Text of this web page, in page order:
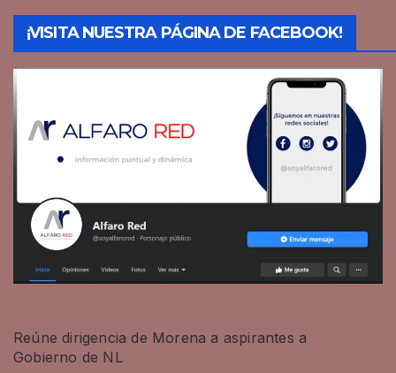
¡VISITA NUESTRA PÁGINA DE FACEBOOK!
Reúne dirigencia de Morena a aspirantes a
Gobierno de NL